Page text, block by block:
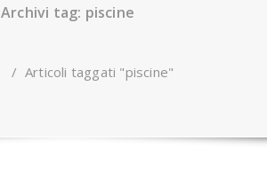
Archivi tag: piscine
/ Articoli taggati "piscine"